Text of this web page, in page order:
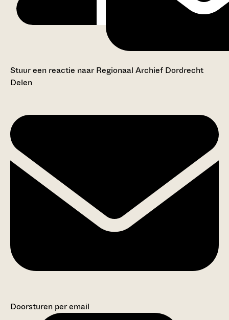
Stuur een reactie naar Regionaal Archief Dordrecht
Delen
Doorsturen per email